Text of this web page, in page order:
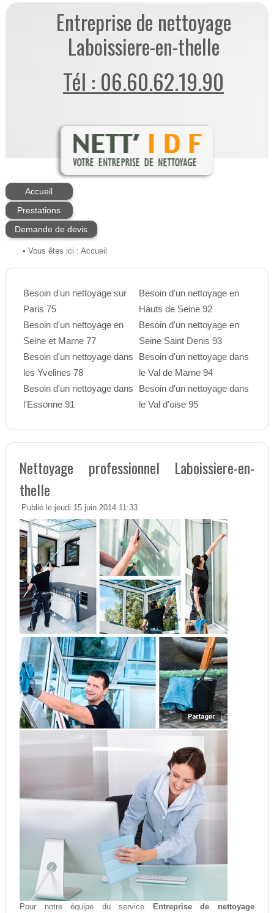
Entreprise de nettoyage
Laboissiere-en-thelle
Tél : 06.60.62.19.90
Accueil
Prestations
Demande de devis
• Vous êtes ici : Accueil
Besoin d'un nettoyage sur
Paris 75
Besoin d'un nettoyage en
Seine et Marne 77
Besoin d'un nettoyage dans
les Yvelines 78
Besoin d'un nettoyage dans
l'Essonne 91
Besoin d'un nettoyage en
Hauts de Seine 92
Besoin d'un nettoyage en
Seine Saint Denis 93
Besoin d'un nettoyage dans
le Val de Marne 94
Besoin d'un nettoyage dans
le Val d'oise 95
Nettoyage professionnel Laboissiere-en-
thelle
Publié le jeudi 15 juin 2014 11:33
Pour notre équipe du service
Entreprise de nettoyage